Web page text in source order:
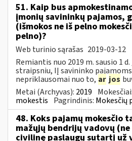
51. Kaip bus
įmonių savininkų pajamos,
(išmokos ne iš pelno
pelno)?
Web turinio sąrašas 2019-03-12
Remiantis nuo 2019 m. sausio 1
straipsniu, IĮ savininko
nepriklausomai nuo to, ar jos
Metai (Archyvas): 2019 Mokesčiai:
mokestis Pagrindinis: Mokesčių
48. Koks pajamų mokesčio
mažųjų bendrijų vadovų
civilinę paslaugų sutartį už